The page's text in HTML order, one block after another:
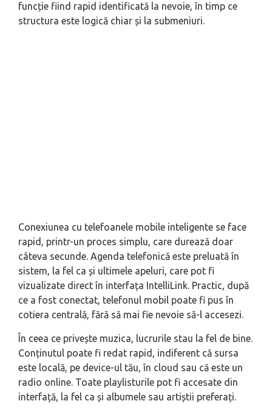
funcție fiind rapid identificată la nevoie, în timp ce
structura este logică chiar și la submeniuri.
Conexiunea cu telefoanele mobile inteligente se face
rapid, printr-un proces simplu, care durează doar
câteva secunde. Agenda telefonică este preluată în
sistem, la fel ca și ultimele apeluri, care pot fi
vizualizate direct în interfața IntelliLink. Practic, după
ce a fost conectat, telefonul mobil poate fi pus în
cotiera centrală, fără să mai fie nevoie să-l accesezi.
În ceea ce privește muzica, lucrurile stau la fel de bine.
Conținutul poate fi redat rapid, indiferent că sursa
este locală, pe device-ul tău, în cloud sau că este un
radio online. Toate playlisturile pot fi accesate din
interfață, la fel ca și albumele sau artiștii preferați.